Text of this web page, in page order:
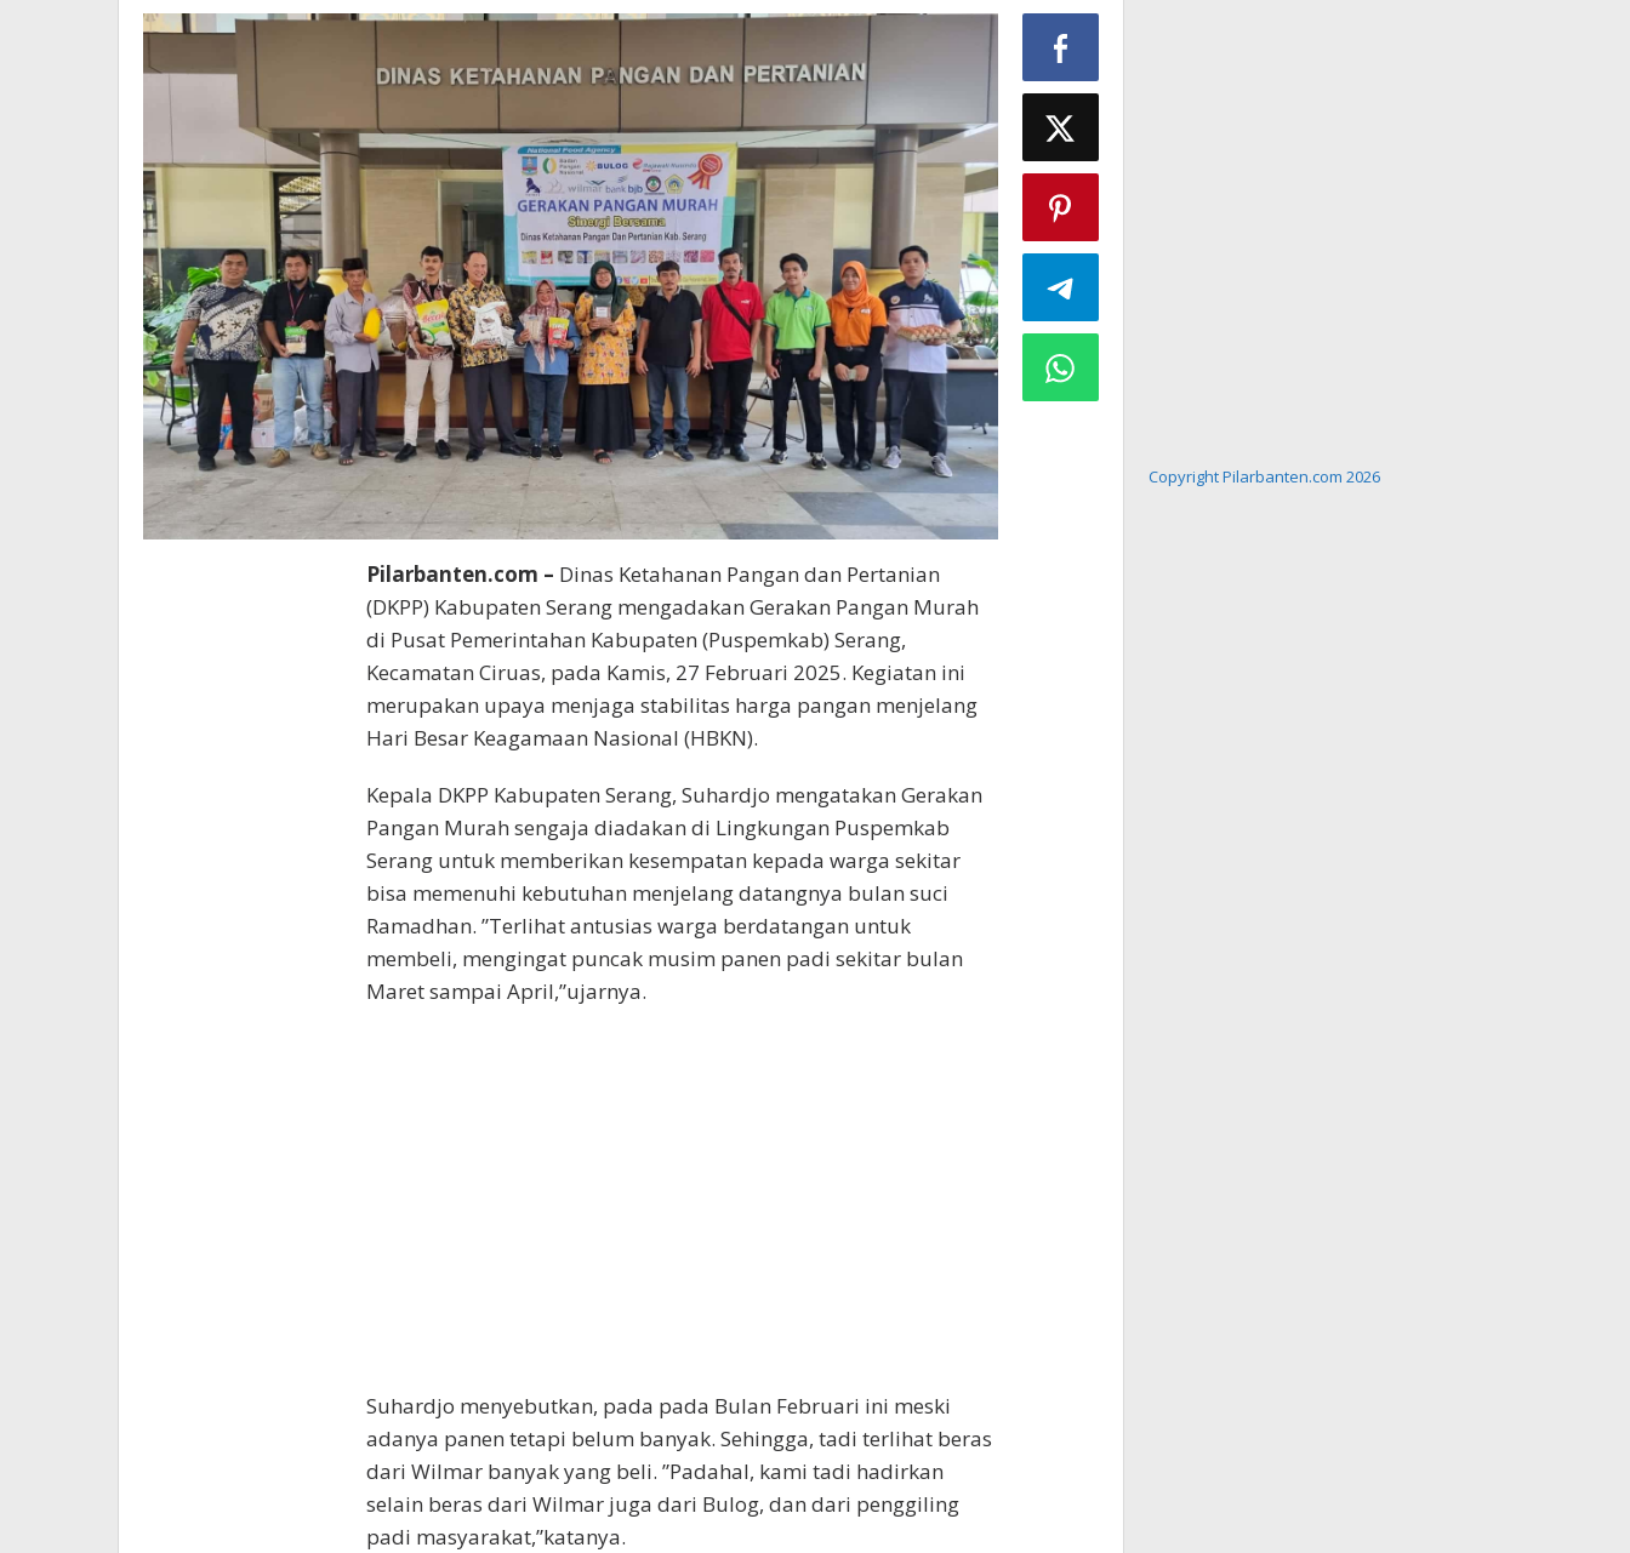
Pilarbanten.com – Dinas Ketahanan Pangan dan Pertanian
(DKPP) Kabupaten Serang mengadakan Gerakan Pangan Murah
di Pusat Pemerintahan Kabupaten (Puspemkab) Serang,
Kecamatan Ciruas, pada Kamis, 27 Februari 2025. Kegiatan ini
merupakan upaya menjaga stabilitas harga pangan menjelang
Hari Besar Keagamaan Nasional (HBKN).
Kepala DKPP Kabupaten Serang, Suhardjo mengatakan Gerakan
Pangan Murah sengaja diadakan di Lingkungan Puspemkab
Serang untuk memberikan kesempatan kepada warga sekitar
bisa memenuhi kebutuhan menjelang datangnya bulan suci
Ramadhan. ”Terlihat antusias warga berdatangan untuk
membeli, mengingat puncak musim panen padi sekitar bulan
Maret sampai April,”ujarnya.
Suhardjo menyebutkan, pada pada Bulan Februari ini meski
adanya panen tetapi belum banyak. Sehingga, tadi terlihat beras
dari Wilmar banyak yang beli. ”Padahal, kami tadi hadirkan
selain beras dari Wilmar juga dari Bulog, dan dari penggiling
padi masyarakat,”katanya.
Copyright Pilarbanten.com 2026